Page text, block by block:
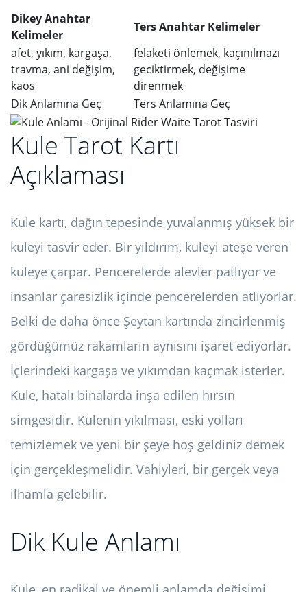
Dikey Anahtar
Kelimeler
Ters Anahtar Kelimeler
afet, yıkım, kargaşa,
travma, ani değişim,
kaos
felaketi önlemek, kaçınılmazı
geciktirmek, değişime
direnmek
Dik Anlamına Geç
Ters Anlamına Geç
Kule Tarot Kartı
Açıklaması
Kule kartı, dağın tepesinde yuvalanmış yüksek bir
kuleyi tasvir eder. Bir yıldırım, kuleyi ateşe veren
kuleye çarpar. Pencerelerde alevler patlıyor ve
insanlar çaresizlik içinde pencerelerden atlıyorlar.
Belki de daha önce Şeytan kartında zincirlenmiş
gördüğümüz rakamların aynısını işaret ediyorlar.
İçlerindeki kargaşa ve yıkımdan kaçmak isterler.
Kule, hatalı binalarda inşa edilen hırsın
simgesidir. Kulenin yıkılması, eski yolları
temizlemek ve yeni bir şeye hoş geldiniz demek
için gerçekleşmelidir. Vahiyleri, bir gerçek veya
ilhamla gelebilir.
Dik Kule Anlamı